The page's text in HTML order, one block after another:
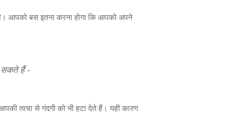
आपको बस इतना करना होगा कि आपको अपने
सकते हैं -
त्वचा से गंदगी को भी हटा देते हैं। यही कारण